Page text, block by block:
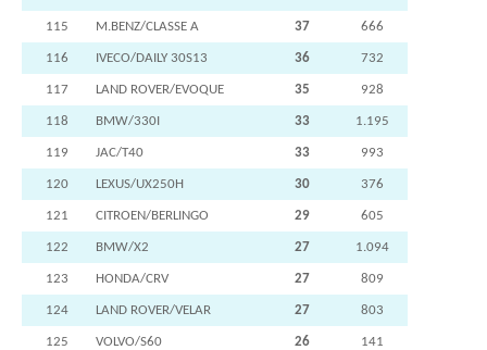
115 M.BENZ/CLASSE A 37 666
116 IVECO/DAILY 30S13 36 732
117 LAND ROVER/EVOQUE 35 928
118 BMW/330I 33 1.195
119 JAC/T40 33 993
120 LEXUS/UX250H 30 376
121 CITROEN/BERLINGO 29 605
122 BMW/X2 27 1.094
123 HONDA/CRV 27 809
124 LAND ROVER/VELAR 27 803
125 VOLVO/S60 26 141